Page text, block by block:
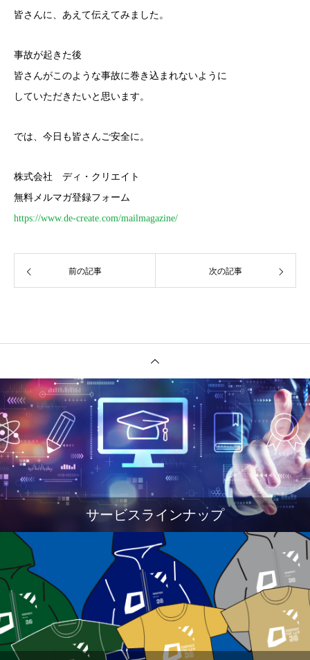
皆さんに、あえて伝えてみました。
事故が起きた後
皆さんがこのような事故に巻き込まれないように
していただきたいと思います。
では、今日も皆さんご安全に。
株式会社 ディ・クリエイト
無料メルマガ登録フォーム
https://www.de-create.com/mailmagazine/
前の記事 次の記事
サービスラインナップ